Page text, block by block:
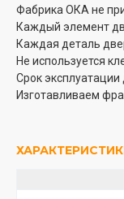
Фабрика ОКА не
Каждый элемент
Каждая деталь
Не используется
Срок
Изготавливаем